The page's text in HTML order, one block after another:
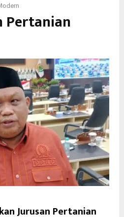
Pertanian
Jurusan Pertanian